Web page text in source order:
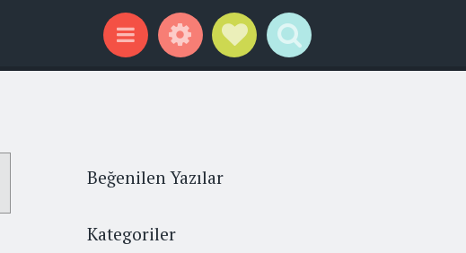
Menu WidgetsSocial Links
Search
Beğenilen Yazılar
Kategoriler